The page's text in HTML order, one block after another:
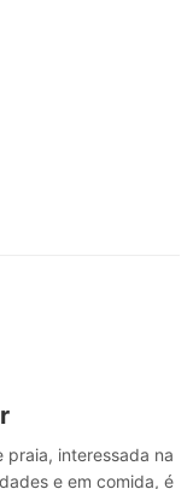
praia, interessada na
e em comida, é